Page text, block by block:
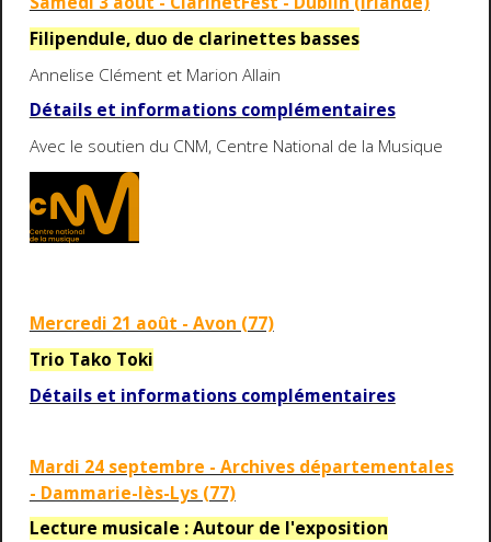
Filipendule, duo de clarinettes basses
Annelise Clément et Marion Allain
Détails et informations complémentaires
Avec le soutien du CNM, Centre National de la Musique
Mercredi 21 août - Avon (77)
Trio Tako Toki
Détails et informations complémentaires
Mardi 24 septembre - Archives départementales
- Dammarie-lès-Lys (77)
Lecture musicale : Autour de l'exposition